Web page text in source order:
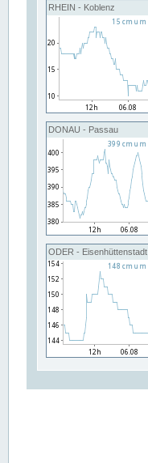
RHEIN - Koblenz
DONAU - Passau
ODER - Eisenhüttenstadt